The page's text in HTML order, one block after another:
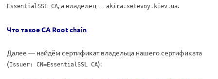
EssentialSSL CA, а владелец — akira.setevoy.kiev.ua.
Что такое CA Root chain
Далее — найдём сертификат владельца нашего сертификата
(Issuer: CN=EssentialSSL CA):